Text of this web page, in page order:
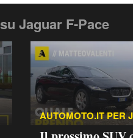
Jaguar F-Pace
AUTOMOTO.IT PER